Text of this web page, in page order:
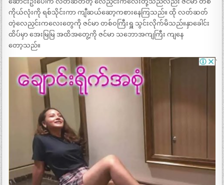
ကိုယ်လုံးကို ရစ်သိုင်းကာ ကျီဆယ်ဆော့ကစားနေကြသည်။ ထို လတ်ဆတ်
တဲ့လေညှင်းကလေးတွေကို ဇင်မာ တစ်ဝကြီးရှူ သွင်းလိုက်မိသည်။နှာခေါင်း
ထိပ်မှာ အေးမြမြ အထိအတွေ့ကို ဇင်မာ သဘောအကျကြီး ကျနေ
တော့သည်။
`